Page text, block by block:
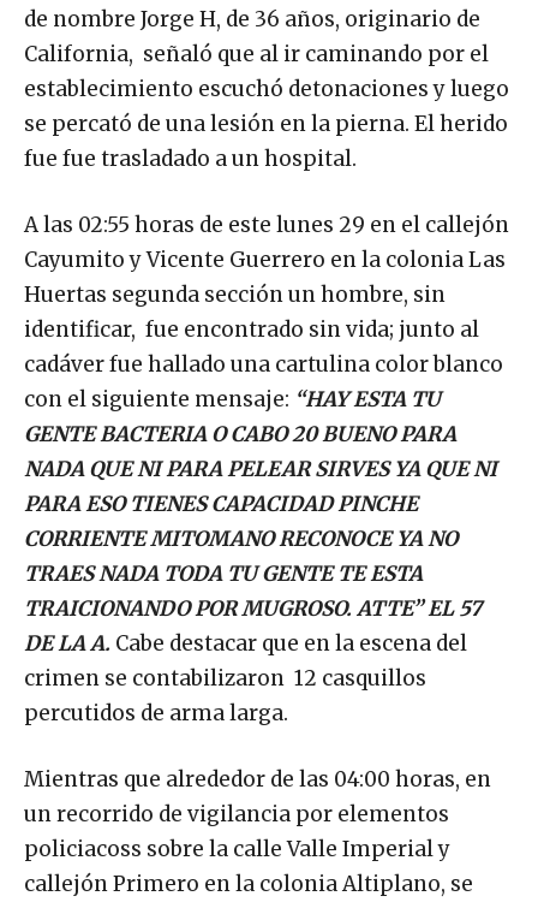
de nombre Jorge H, de 36 años, originario de
California, señaló que al ir caminando por el
establecimiento escuchó detonaciones y luego
se percató de una lesión en la pierna. El herido
fue fue trasladado a un hospital.
A las 02:55 horas de este lunes 29 en el callejón
Cayumito y Vicente Guerrero en la colonia Las
Huertas segunda sección un hombre, sin
identificar, fue encontrado sin vida; junto al
cadáver fue hallado una cartulina color blanco
con el siguiente mensaje: “HAY ESTA TU
GENTE BACTERIA O CABO 20 BUENO PARA
NADA QUE NI PARAPELEAR SIRVES YA QUE NI
PARA ESO TIENES CAPACIDAD PINCHE
CORRIENTE MITOMANO RECONOCE YA NO
TRAES NADA TODA TU GENTE TE ESTA
TRAICIONANDO POR MUGROSO. ATTE” EL 57
DE LA A. Cabe destacar que en la escena del
crimen se contabilizaron 12 casquillos
percutidos de arma larga.
Mientras que alrededor de las 04:00 horas, en
un recorrido de vigilancia por elementos
policiacoss sobre la calle Valle Imperial y
callejón Primero en la colonia Altiplano, se